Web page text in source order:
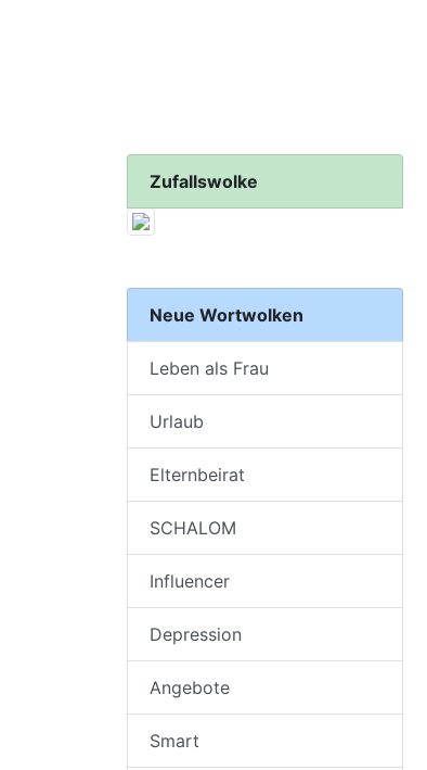
Zufallswolke
Neue Wortwolken
Leben als Frau
Urlaub
Elternbeirat
SCHALOM
Influencer
Depression
Angebote
Smart